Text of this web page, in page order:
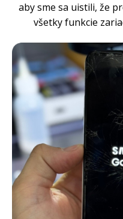
aby sme sa uistili, že
všetky funkcie